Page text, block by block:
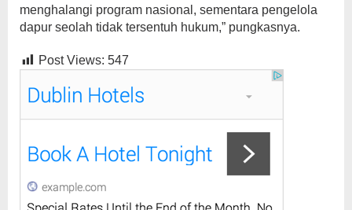
menghalangi program nasional, sementara pengelola
dapur seolah tidak tersentuh hukum,” pungkasnya.
Post Views: 547